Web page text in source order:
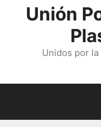
Unión
Unidos por